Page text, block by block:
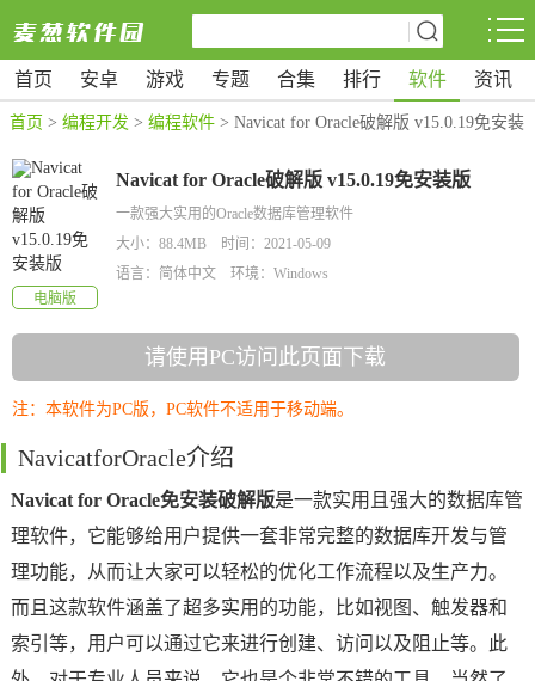
首页 安卓 游戏 专题 合集 排行 软件 资讯
首页 > 编程开发 > 编程软件 > Navicat for Oracle破解版 v15.0.19免安装
电脑版
Navicat for Oracle破解版 v15.0.19免安装版
一款强大实用的Oracle数据库管理软件
大小：88.4MB 时间：2021-05-09
语言：简体中文 环境：Windows
请使用PC访问此页面下载
注：本软件为PC版，PC软件不适用于移动端。
NavicatforOracle介绍
Navicat for Oracle免安装破解版是一款实用且强大的数据库管
理软件，它能够给用户提供一套非常完整的数据库开发与管
理功能，从而让大家可以轻松的优化工作流程以及生产力。
而且这款软件涵盖了超多实用的功能，比如视图、触发器和
索引等，用户可以通过它来进行创建、访问以及阻止等。此